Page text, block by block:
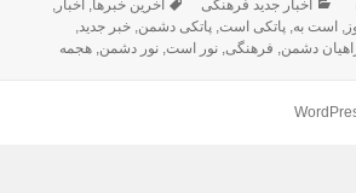
نویسندهدسته‌ها
اخبار جدید فرهنگی برچسب‌ها
آخرین خبرها, اخبار,
, است به,پاتکی است,پاتکی دشمن,خبر جدید,
دشمن, فرهنگی,نور است,نور دشمن,هجمه